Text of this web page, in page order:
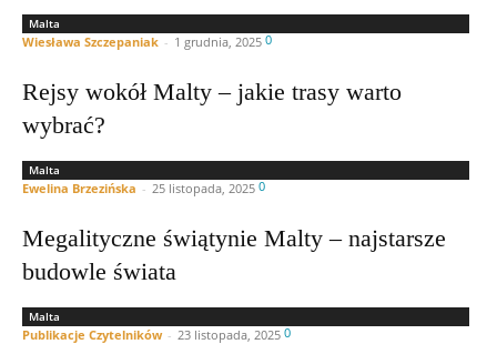
Malta
Wiesława Szczepaniak - 1 grudnia, 2025 0
Rejsy wokół Malty – jakie trasy warto
wybrać?
Malta
Ewelina Brzezińska - 25 listopada, 2025 0
Megalityczne świątynie Malty – najstarsze
budowle świata
Malta
Publikacje Czytelników - 23 listopada, 2025 0